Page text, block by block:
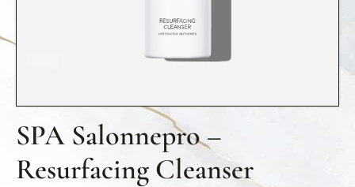
SPA Salonnepro –
Resurfacing Cleanser